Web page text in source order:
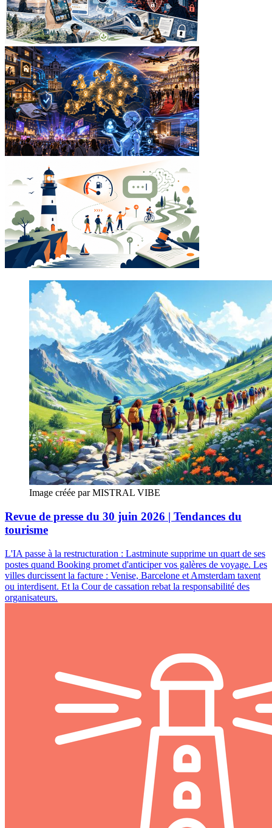
Image créée par MISTRAL VIBE
Revue de presse du 30 juin 2026 | Tendances du
tourisme
L'IA passe à la restructuration : Lastminute supprime un quart de ses
postes quand Booking promet d'anticiper vos galères de voyage. Les
villes durcissent la facture : Venise, Barcelone et Amsterdam taxent
ou interdisent. Et la Cour de cassation rebat la responsabilité des
organisateurs.